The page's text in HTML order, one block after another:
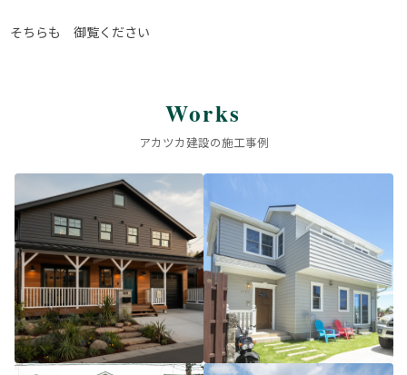
そちらも 御覧ください
Works
アカツカ建設の施工事例